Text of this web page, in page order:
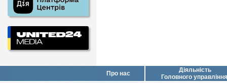
Про нас
Діяльність
Головного управління